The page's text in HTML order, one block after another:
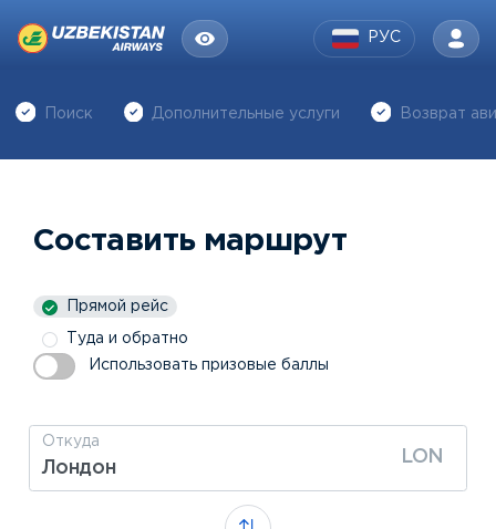
Поиск Дополнительные услуги Возврат
РУС
Составить маршрут
Прямой рейс
Туда и обратно
Использовать призовые баллы
Откуда
Лондон
LON